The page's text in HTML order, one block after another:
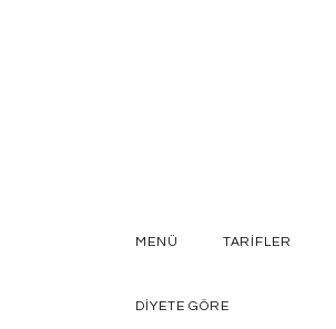
SKIPMENÜ TARIFLER
DIYETE GÖRE